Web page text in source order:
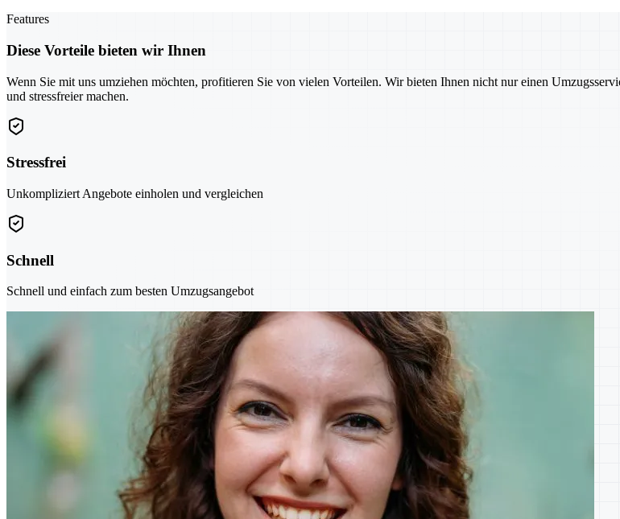
Features
Diese Vorteile bieten wir Ihnen
Wenn Sie mit uns umziehen möchten, profitieren Sie von vielen Vorteilen. Wir bieten Ihnen nicht nur einen
und stressfreier machen.
Stressfrei
Unkompliziert Angebote einholen und vergleichen
Schnell
Schnell und einfach zum besten Umzugsangebot